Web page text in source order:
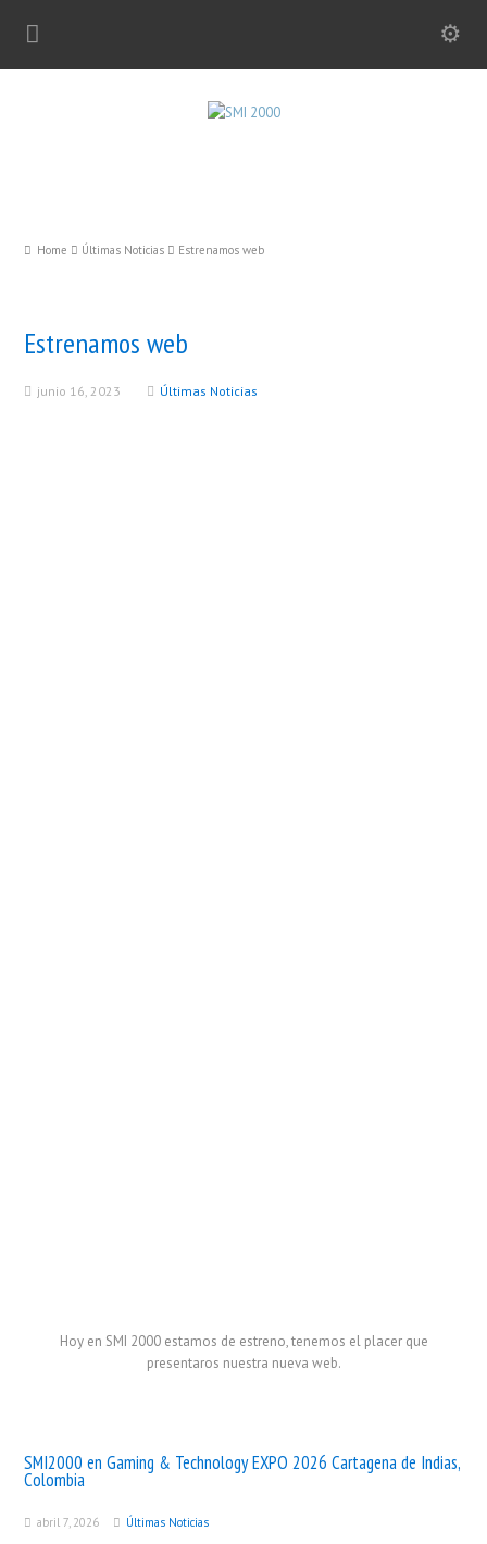
Home Últimas Noticias Estrenamos web
Estrenamos web
junio 16, 2023 Últimas Noticias
Hoy en SMI 2000 estamos de estreno, tenemos el placer que
presentaros nuestra nueva web.
SMI2000 en Gaming & Technology EXPO 2026 Cartagena de Indias,
Colombia
abril 7, 2026 Últimas Noticias